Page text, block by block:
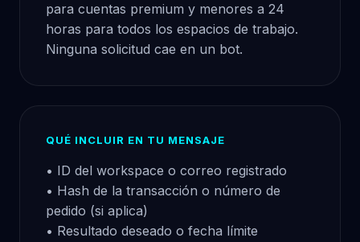
para cuentas premium y menores a 24
horas para todos los espacios de trabajo.
Ninguna solicitud cae en un bot.
QUÉ INCLUIR EN TU MENSAJE
• ID del workspace o correo registrado
• Hash de la transacción o número de
pedido (si aplica)
• Resultado deseado o fecha límite